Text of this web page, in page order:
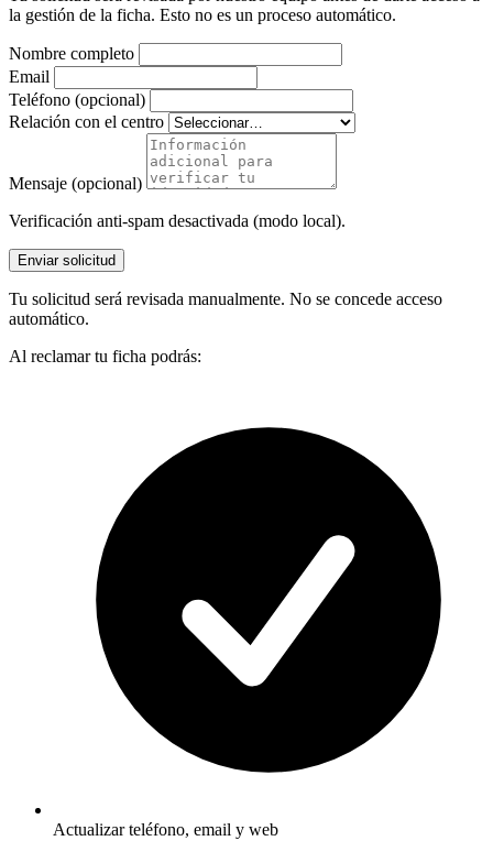
la gestión de la ficha. Esto no es un proceso automático.
Nombre completo
Email
Teléfono (opcional)
Relación con el centro
Mensaje (opcional)
Verificación anti-spam desactivada (modo local).
Enviar solicitud
Tu solicitud será revisada manualmente. No se concede acceso
automático.
Al reclamar tu ficha podrás:
Actualizar teléfono, email y web